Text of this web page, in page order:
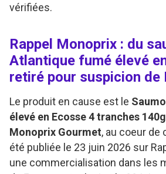
vérifiées.
Rappel Monoprix : du
Atlantique fumé élevé
retiré pour suspicion de
Le produit en cause est le
élevé en Ecosse 4 tranches 140g
Monoprix Gourmet, au coeur de
été publiée le 23 juin 2026 sur
une commercialisation dans les